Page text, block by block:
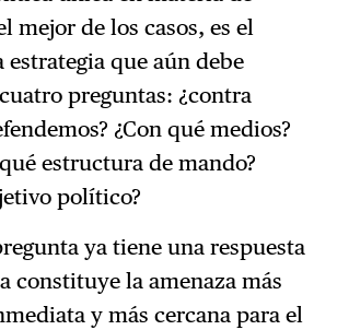
mejor de los casos, es el
que aún debe
preguntas: ¿contra
¿Con qué medios?
estructura de mando?
político?
ya tiene una respuesta
constituye la amenaza más
y más cercana para el